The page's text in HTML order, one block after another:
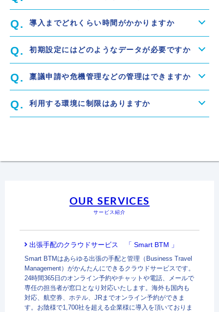
導入までどれくらい時間がかかりますか
初期設定にはどのようなデータが必要ですか
稟議申請や危機管理などの管理はできますか
利用する環境に制限はありますか
OUR SERVICES
サービス紹介
出張手配のクラウドサービス 「 Smart BTM 」
Smart BTMはあらゆる出張の手配と管理（Business Travel
Management）がかんたんにできるクラウドサービスです。
24時間365日のオンライン予約やチャットや電話、メールで
専任の担当者が窓口となり対応いたします。海外も国内も
対応、航空券、ホテル、JRまでオンライン予約ができま
す。お陰様で1,700社を超える企業様に導入を頂いておりま